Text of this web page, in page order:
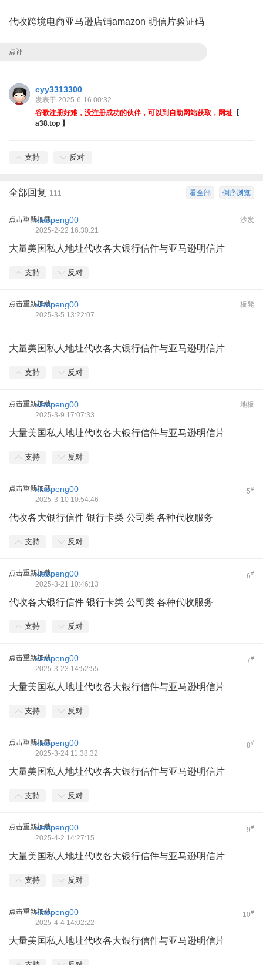
代收跨境电商亚马逊店铺amazon 明信片验证码
点评
cyy3313300
发表于 2025-6-16 00:32
谷歌注册好难，没注册成功的伙伴，可以到自助网站获取，网址 【
a38.top 】
支持 反对
倒序浏览
看全部
全部回复 111
点击重新加载 沙发
xiaopeng00
2025-2-22 16:30:21
大量美国私人地址代收各大银行信件与亚马逊明信片
支持 反对
点击重新加载 板凳
xiaopeng00
2025-3-5 13:22:07
大量美国私人地址代收各大银行信件与亚马逊明信片
支持 反对
点击重新加载 地板
xiaopeng00
2025-3-9 17:07:33
大量美国私人地址代收各大银行信件与亚马逊明信片
支持 反对
点击重新加载 5#
xiaopeng00
2025-3-10 10:54:46
代收各大银行信件 银行卡类 公司类 各种代收服务
支持 反对
点击重新加载 6#
xiaopeng00
2025-3-21 10:46:13
代收各大银行信件 银行卡类 公司类 各种代收服务
支持 反对
点击重新加载 7#
xiaopeng00
2025-3-23 14:52:55
大量美国私人地址代收各大银行信件与亚马逊明信片
支持 反对
点击重新加载 8#
xiaopeng00
2025-3-24 11:38:32
大量美国私人地址代收各大银行信件与亚马逊明信片
支持 反对
点击重新加载 9#
xiaopeng00
2025-4-2 14:27:15
大量美国私人地址代收各大银行信件与亚马逊明信片
支持 反对
点击重新加载 10#
xiaopeng00
2025-4-4 14:02:22
大量美国私人地址代收各大银行信件与亚马逊明信片